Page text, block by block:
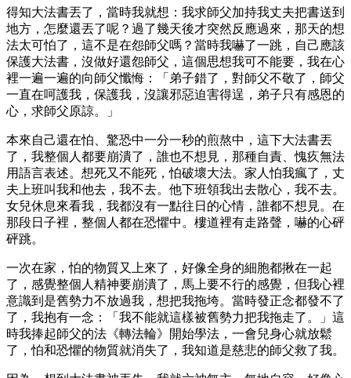
得知大法書丟了，當時我就想：我求師父加持我丈夫把書送到
地方，怎麼還丟了呢？過了幾天後才突然反應過來，那天的想
法太可怕了，這不是在怨師父嗎？當時我嚇了一跳，自己應該
保護大法書，沒做好還怨師父，這個思想我可不能要，我在心
裡一遍一遍的向師父懺悔：「弟子錯了，對師父不敬了，師父
一直在呵護我，保護我，沒讓邪惡迫害得逞，弟子只有感恩的
心，求師父原諒。」
本來自己還在怕、驚恐中一分一秒的煎熬中，這下大法書丟
了，我整個人都要崩潰了，誰也不想見，那種自責、愧疚無法
用語言表述。想死又不能死，怕破壞大法。家人怕我瘋了，丈
夫上班叫我和他去，我不去。他下班領我出去散心，我不去。
女兒休息來看我，我都沒有一點往日的心情，誰都不想見。在
那段日子裡，整個人都在恐懼中。樓道裡有走路聲，嚇的心砰
砰跳。
一次在家，怕的物質又上來了，好像全身的細胞都揪在一起
了，感覺整個人精神要崩潰了，馬上要不行的感覺，但我心裡
意識到是舊勢力不放過我，想把我拖垮。當時發正念都發不了
了，我抱有一念：「我不能就這樣被舊勢力把我拖走了。」這
時我捧起師父的法《轉法輪》開始學法，一會兒身心就放鬆
了，怕和恐懼的物質就消失了，我知道是慈悲的師父救了我。